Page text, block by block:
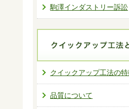
駒澤インダストリー訴訟
クイックアップ工法の
品質について